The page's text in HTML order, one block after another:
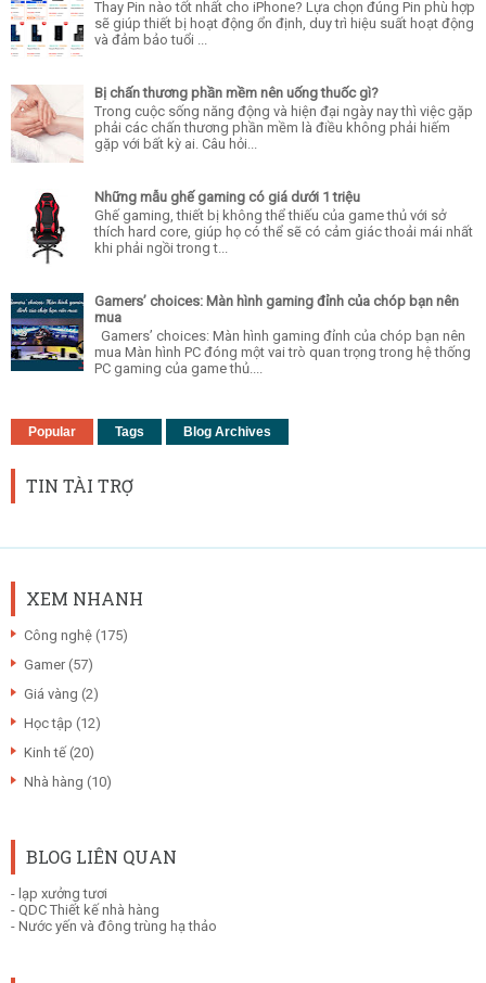
Thay Pin nào tốt nhất cho iPhone? Lựa chọn đúng Pin phù hợp
sẽ giúp thiết bị hoạt động ổn định, duy trì hiệu suất hoạt động
và đảm bảo tuổi ...
Bị chấn thương phần mềm nên uống thuốc gì?
Trong cuộc sống năng động và hiện đại ngày nay thì việc gặp
phải các chấn thương phần mềm là điều không phải hiếm
gặp với bất kỳ ai. Câu hỏi...
Những mẫu ghế gaming có giá dưới 1 triệu
Ghế gaming, thiết bị không thể thiếu của game thủ với sở
thích hard core, giúp họ có thể sẽ có cảm giác thoải mái nhất
khi phải ngồi trong t...
Gamers’ choices: Màn hình gaming đỉnh của chóp bạn nên
mua
Gamers’ choices: Màn hình gaming đỉnh của chóp bạn nên
mua Màn hình PC đóng một vai trò quan trọng trong hệ thống
PC gaming của game thủ....
Popular Tags Blog Archives
TIN TÀI TRỢ
XEM NHANH
Công nghệ (175)
Gamer (57)
Giá vàng (2)
Học tập (12)
Kinh tế (20)
Nhà hàng (10)
BLOG LIÊN QUAN
- lạp xưởng tươi
- QDC Thiết kế nhà hàng
- Nước yến và đông trùng hạ thảo